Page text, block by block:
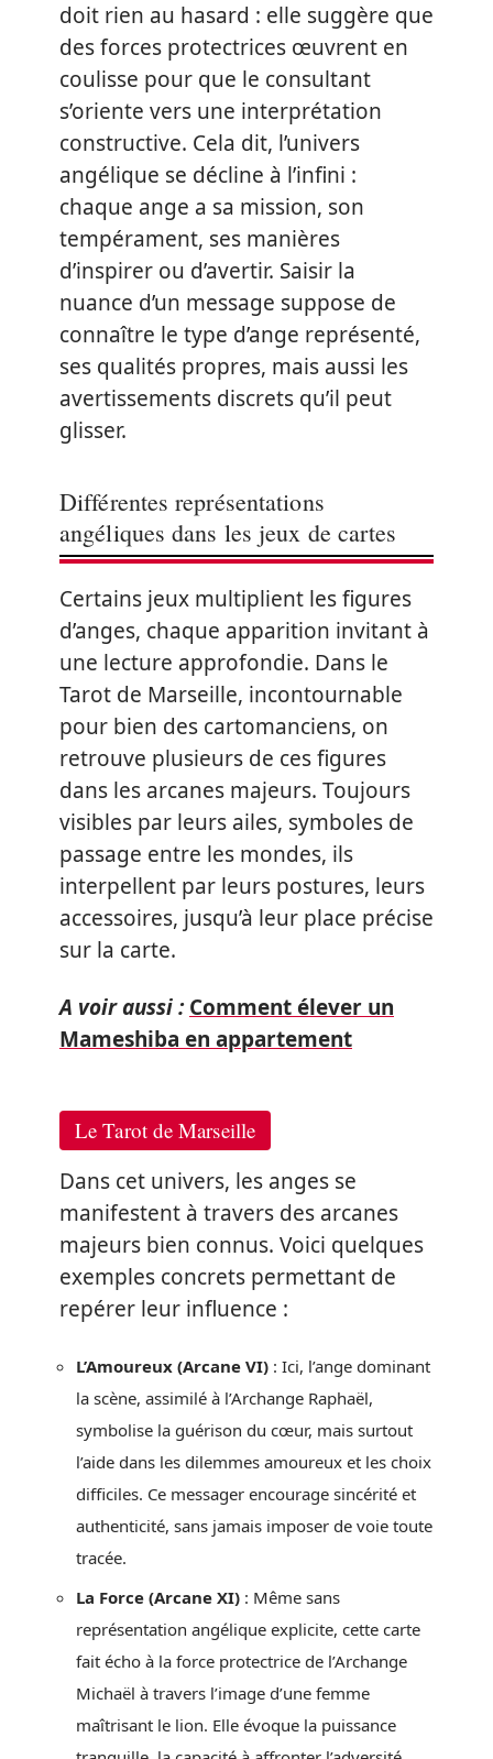
doit rien au hasard : elle suggère que
des forces protectrices œuvrent en
coulisse pour que le consultant
s’oriente vers une interprétation
constructive. Cela dit, l’univers
angélique se décline à l’infini :
chaque ange a sa mission, son
tempérament, ses manières
d’inspirer ou d’avertir. Saisir la
nuance d’un message suppose de
connaître le type d’ange représenté,
ses qualités propres, mais aussi les
avertissements discrets qu’il peut
glisser.
Différentes représentations
angéliques dans les jeux de cartes
Certains jeux multiplient les figures
d’anges, chaque apparition invitant à
une lecture approfondie. Dans le
Tarot de Marseille, incontournable
pour bien des cartomanciens, on
retrouve plusieurs de ces figures
dans les arcanes majeurs. Toujours
visibles par leurs ailes, symboles de
passage entre les mondes, ils
interpellent par leurs postures, leurs
accessoires, jusqu’à leur place précise
sur la carte.
A voir aussi : Comment élever un
Mameshiba en appartement
Le Tarot de Marseille
Dans cet univers, les anges se
manifestent à travers des arcanes
majeurs bien connus. Voici quelques
exemples concrets permettant de
repérer leur influence :
L’Amoureux (Arcane VI) : Ici, l’ange dominant
la scène, assimilé à l’Archange Raphaël,
symbolise la guérison du cœur, mais surtout
l’aide dans les dilemmes amoureux et les choix
difficiles. Ce messager encourage sincérité et
authenticité, sans jamais imposer de voie toute
tracée.
La Force (Arcane XI) : Même sans
représentation angélique explicite, cette carte
fait écho à la force protectrice de l’Archange
Michaël à travers l’image d’une femme
maîtrisant le lion. Elle évoque la puissance